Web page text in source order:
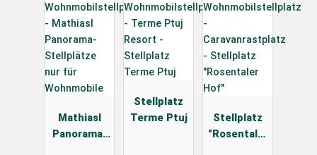
Mathiasl
Panorama-
Stellplatz
Terme Ptuj
Stellplatz
"Rosentaler